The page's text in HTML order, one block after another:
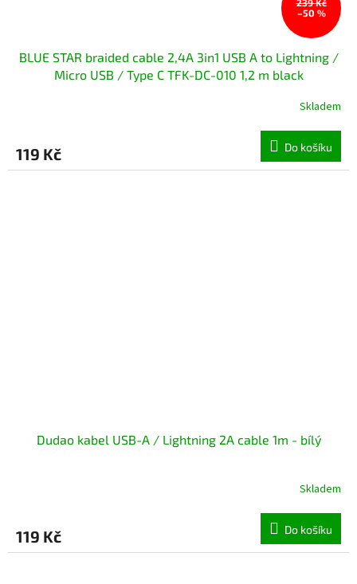
239 Kč
–50 %
BLUE STAR braided cable 2,4A 3in1 USB A to Lightning /
Micro USB / Type C TFK-DC-010 1,2 m black
Skladem
119 Kč Do košíku
Dudao kabel USB-A / Lightning 2A cable 1m - bílý
Skladem
119 Kč Do košíku